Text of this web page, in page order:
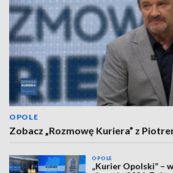
OPOLE
Zobacz „Rozmowę Kuriera” z
OPOLE
„Kurier Opolski” –